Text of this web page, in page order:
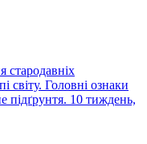
стародавніх
світу. Головні ознаки
підґрунтя. 10 тиждень,